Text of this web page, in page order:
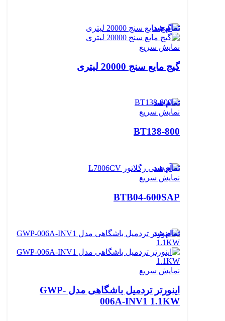
تمام شد
نمایش سریع
گیج مایع سنج 20000 لیتری
تمام شد
نمایش سریع
BT138-800
تمام شد
نمایش سریع
BTB04-600SAP
تمام شد
نمایش سریع
اینورتر تردمیل باشگاهی مدل GWP-
006A-INV1 1.1KW